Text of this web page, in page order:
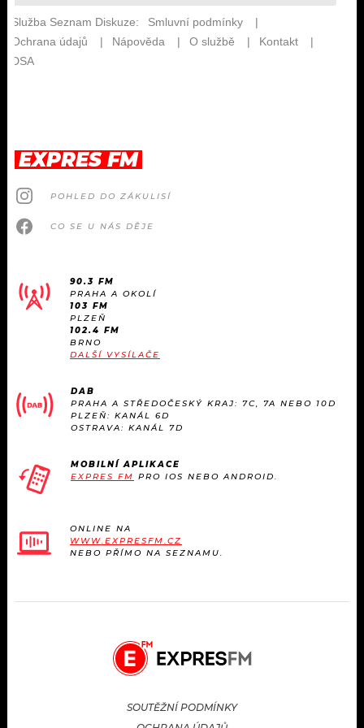
EXPRES FM
POHLED DO ZÁKULISÍ
CO SE U NÁS DĚJE
90.3 FM
PRAHA A OKOLÍ
103 FM
PLZEŇ
102.4 FM
BRNO
DALŠÍ VYSÍLAČE
DAB
PRAHA A STŘEDOČESKÝ KRAJ: 7C, 7A NEBO 10D
PLZEŇ: KANÁL 6D
OSTRAVA: KANÁL 7D
MOBILNÍ APLIKACE
EXPRES FM PRO IOS NEBO ANDROID.
ONLINE NA
WWW.EXPRESFM.CZ
NEBO PŘÍMO NA SEZNAMU.
SOUTĚŽNÍ PODMÍNKY